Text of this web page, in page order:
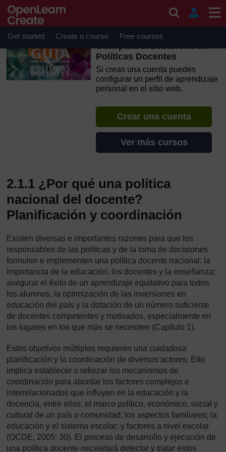
Salta al contenido principal
OpenLearn Create will be unavailable on Wednesday 12
August 2026 from 8am to 10.30am (GMT) due to routine
maintenance.
Get started Create a course Free courses
Guía para el Desarrollo de
Políticas Docentes
Si creas una cuenta puedes
configurar un perfil de aprendizaje
personal en el sitio web.
Crear una cuenta
Ver más cursos
2.1.1 ¿Por qué una política
nacional del docente?
Planificación y coordinación
Existen diversas e importantes razones para que los
responsables de las políticas y de la toma de decisiones
formulen e implementen una política docente nacional: la
importancia de la educación, los docentes y la enseñanza;
asegurar el éxito de un aprendizaje equitativo para todos
los alumnos, la optimización de las inversiones en
educación del país y la dotación de un número suficiente
de docentes competentes y motivados, especialmente en
los lugares en los que más se necesiten (Capítulo 1).
Estos objetivos múltiples requieren una cuidadosa
planificación y la coordinación de diversos actores. Ello
implica establecer o reforzar los mecanismos de
coordinación para abordar los factores complejos e
interrelacionados que influyen en la educación y la
docencia, entre ellos: el marco político, económico, social y
cultural de un país o comunidad; los aspectos familiares; la
educación y el sistema escolar; y factores a nivel escolar
(OCDE, 2005: 30). El proceso de desarrollo y ejecución de
una política docente necesitará detectar y tratar estos